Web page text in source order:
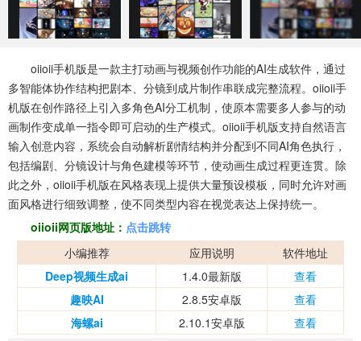
646款应用
53款应用
334款应用
96款应用
oiioii手机版是一款主打动画与视频创作功能的AI生成软件，通过
多智能体协作结构把剧本、分镜到成片制作串联成完整流程。oiioii手
机版在创作路径上引入多角色AI分工机制，使原本需要多人参与的动
画制作变成单一指令即可启动的生产模式。oiioii手机版支持自然语言
输入创意内容，系统会自动解析剧情结构并分配到不同AI角色执行，
包括编剧、分镜设计与角色建模等环节，使动画生成过程更连贯。除
此之外，oiioii手机版在风格表现上提供大量预设模板，同时允许对画
面风格进行细致调整，使不同类型内容在视觉表达上保持统一。
oiioii网页版地址： 点击跳转
小编推荐
应用说明
软件地址
Deep视频生成ai
1.4.0最新版
查看
趣映AI
2.8.5安卓版
查看
海螺ai
2.10.1安卓版
查看